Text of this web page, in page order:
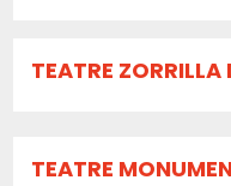
TEATRE
TEATRE